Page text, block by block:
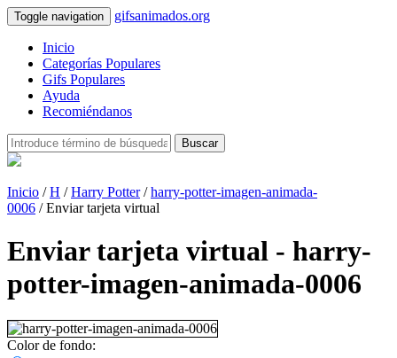
Toggle navigation gifsanimados.org
Inicio
Categorías Populares
Gifs Populares
Ayuda
Recomiéndanos
Buscar
Inicio /H /Harry Potter/harry-potter-imagen-animada-
0006 / Enviar tarjeta virtual
Enviar tarjeta virtual - harry-
potter-imagen-animada-0006
Color de fondo: